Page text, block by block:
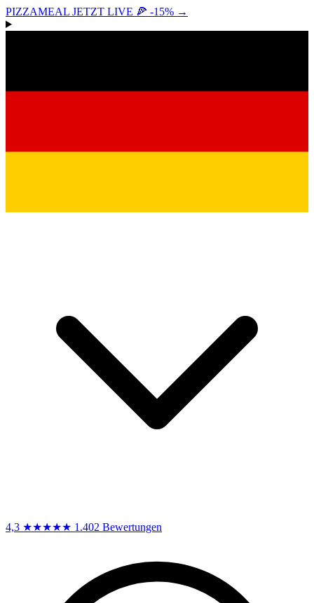
PIZZAMEAL JETZT LIVE 🍕 -15% →
4,3 ★★★★★ 1.402 Bewertungen